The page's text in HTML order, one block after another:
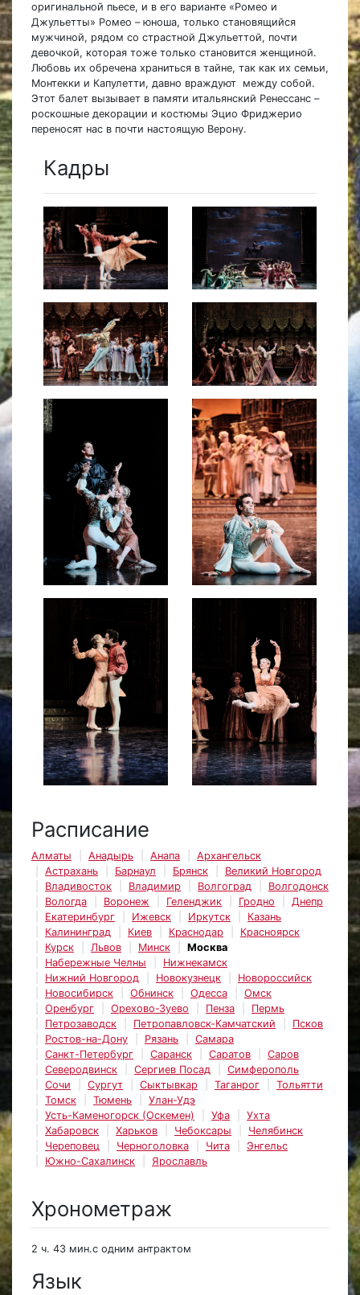
оригинальной пьесе, и в его варианте «Ромео и
Джульетты» Ромео – юноша, только становящийся
мужчиной, рядом со страстной Джульеттой, почти
девочкой, которая тоже только становится женщиной.
Любовь их обречена храниться в тайне, так как их семьи,
Монтекки и Капулетти, давно враждуют между собой.
Этот балет вызывает в памяти итальянский Ренессанс –
роскошные декорации и костюмы Эцио Фриджерио
переносят нас в почти настоящую Верону.
Кадры
Расписание
Алматы Анадырь Анапа
Архангельск
Астрахань
Барнаул Брянск
Великий Новгород
Владивосток
Владимир Волгоград
Волгодонск
Вологда
Воронеж Геленджик Гродно
Днепр
Екатеринбург
Ижевск Иркутск
Казань
Калининград
Киев Краснодар
Красноярск
Курск
Львов Минск
Москва
Набережные Челны
Нижнекамск
Нижний Новгород
Новокузнецк
Новороссийск
Новосибирск
Обнинск Одесса
Омск
Оренбург
Орехово-Зуево Пенза
Пермь
Петрозаводск
Петропавловск-Камчатский
Псков
Ростов-на-Дону
Рязань
Самара
Санкт-Петербург
Саранск Саратов
Саров
Северодвинск
Сергиев Посад
Симферополь
Сочи
Сургут Сыктывкар Таганрог
Тольятти
Томск
Тюмень
Улан-Удэ
Усть-Каменогорск (Оскемен)
Уфа
Ухта
Хабаровск
Харьков Чебоксары
Челябинск
Череповец
Черноголовка Чита
Энгельс
Южно-Сахалинск
Ярославль
Хронометраж
2 ч. 43 мин.с одним антрактом
Язык